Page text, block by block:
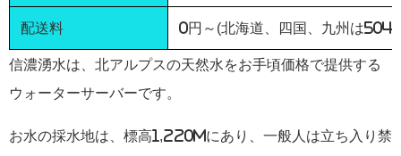
配送料 0円～(北海道、四国、九州は504
信濃湧水は、北アルプスの天然水をお手頃価格で提供する
ウォーターサーバーです。
お水の採水地は、標高1,220mにあり、一般人は立ち入り禁